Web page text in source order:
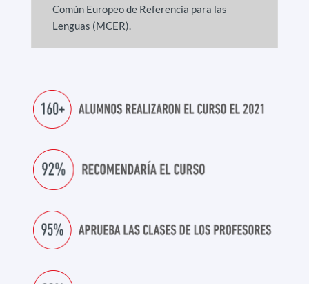
Común Europeo de Referencia para las
Lenguas (MCER).